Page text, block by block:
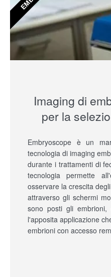
Imaging di
per la
Embryoscope è un
tecnologia di imaging
durante i trattamenti di
tecnologia permette
osservare la crescita
attraverso gli schermi
sono posti gli
l'apposita applicazione
embrioni con accesso